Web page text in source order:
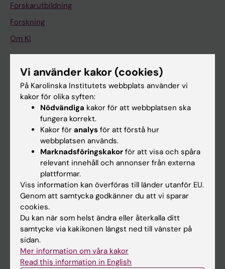
Forskarutbildning
Forskning
Om KI
På gång
Nyheter
Kalender
Student
Schema
Studentmejlen
Kurs- och programwebbar
Student på KI
Medarbetare
Vi använder kakor (cookies)
På Karolinska Institutets webbplats använder vi
kakor för olika syften:
Nödvändiga kakor för att webbplatsen ska
fungera korrekt.
Kakor för analys för att förstå hur
webbplatsen används.
Marknadsföringskakor för att visa och spåra
relevant innehåll och annonser från externa
plattformar.
Viss information kan överföras till länder utanför EU.
Genom att samtycka godkänner du att vi sparar
cookies.
Du kan när som helst ändra eller återkalla ditt
samtycke via kakikonen längst ned till vänster på
sidan.
Mer information om våra kakor
Read this information in English